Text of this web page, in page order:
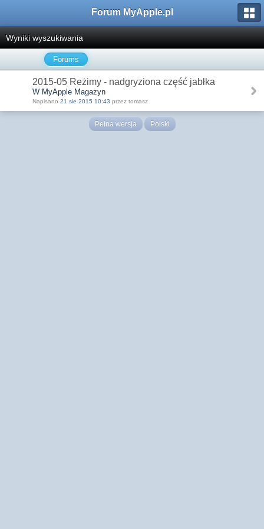
Forum MyApple.pl
Wyniki wyszukiwania
Forums
2015-05 Reżimy - nadgryziona część jabłka
W MyApple Magazyn
Napisano 21 sie 2015 10:43 przez tomasz
Pełna wersja Polski